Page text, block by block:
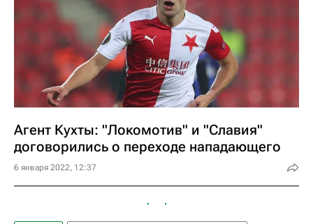
Агент Кухты: "Локомотив" и "Славия"
договорились о переходе нападающего
6 января 2022, 12:37